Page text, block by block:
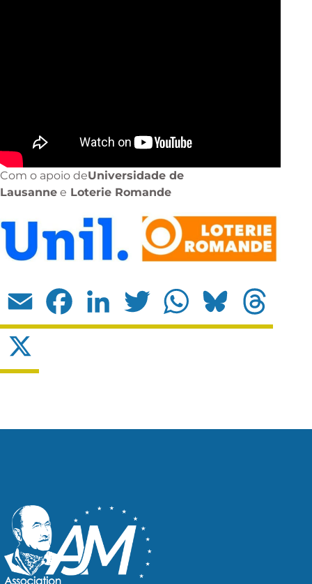
Com o apoio deUniversidade de
Lausanne e Loterie Romande
Email Facebook LinkedIn Twitter WhatsApp Bluesky